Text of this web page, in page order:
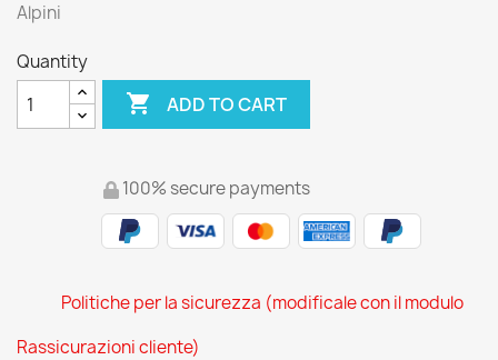
Alpini
Quantity
 ADD TO CART
100% secure payments
Politiche per la sicurezza (modificale con il modulo
Rassicurazioni cliente)